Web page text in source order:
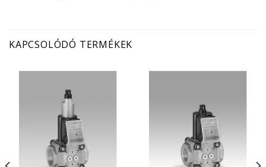
KAPCSOLÓDÓ TERMÉKEK